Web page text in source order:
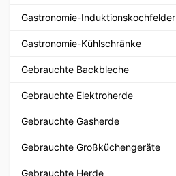
Gastronomie-Induktionskochfelder
Gastronomie-Kühlschränke
Gebrauchte Backbleche
Gebrauchte Elektroherde
Gebrauchte Gasherde
Gebrauchte Großküchengeräte
Gebrauchte Herde